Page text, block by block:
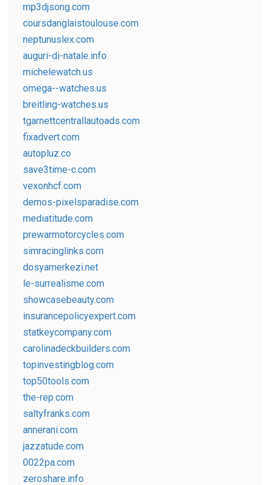
mp3djsong.com
coursdanglaistoulouse.com
neptunuslex.com
auguri-di-natale.info
michelewatch.us
omega--watches.us
breitling-watches.us
tgarnettcentrallautoads.com
fixadvert.com
autopluz.co
save3time-c.com
vexonhcf.com
demos-pixelsparadise.com
mediatitude.com
prewarmotorcycles.com
simracinglinks.com
dosyamerkezi.net
le-surrealisme.com
showcasebeauty.com
insurancepolicyexpert.com
statkeycompany.com
carolinadeckbuilders.com
topinvestingblog.com
top50tools.com
the-rep.com
saltyfranks.com
annerani.com
jazzatude.com
0022pa.com
zeroshare.info